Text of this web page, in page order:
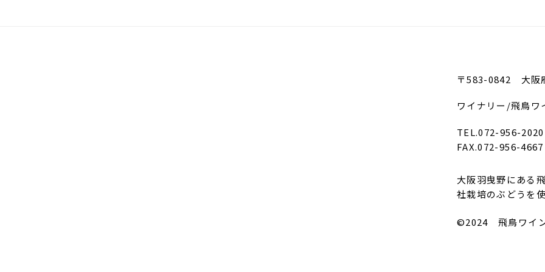
〒583-0842 大阪
ワイナリー/飛鳥ワ
TEL.072-956-2020
FAX.072-956-4667
大阪羽曳野にある
社栽培のぶどうを
©2024 飛鳥ワイ